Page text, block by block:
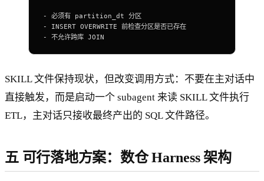
-
必须有 partition_dt 分区
-
INSERT OVERWRITE 前检查分区是否已存在
-
不允许跨库 JOIN
SKILL 文件保持现状，但改变调用方式：不要在主对话中
直接触发，而是启动一个 subagent 来读 SKILL 文件执行
ETL，主对话只接收最终产出的 SQL 文件路径。
五 可行落地方案：数仓 Harness 架构